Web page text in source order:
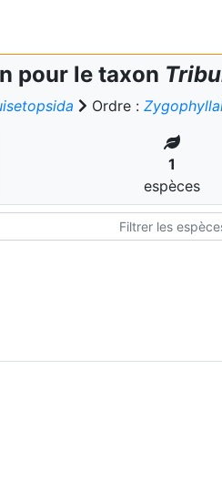
pour le taxon
Ordre :
1
espèces